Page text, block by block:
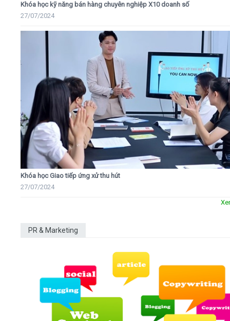
Khóa học kỹ năng bán hàng chuyên nghiệp X10 doanh số
27/07/2024
Khóa học Giao tiếp ứng xử thu hút
27/07/2024
PR & Marketing